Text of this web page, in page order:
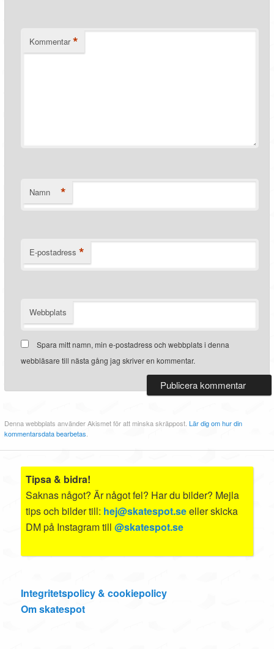
Kommentar *
Namn *
E-postadress *
Webbplats
Spara mitt namn, min e-postadress och webbplats i denna
webbläsare till nästa gång jag skriver en kommentar.
Denna webbplats använder Akismet för att minska skräppost.Lär dig om hur din
kommentarsdata bearbetas.
Tipsa & bidra!
Saknas något? Är något fel? Har du bilder? Mejla
tips och bilder till: hej@skatespot.seeller skicka
DM på Instagram till@skatespot.se
Integritetspolicy & cookiepolicy
Om skatespot